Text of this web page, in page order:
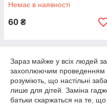
Немає в наявності
60 ₴
Зараз майже у всіх людей
захоплюючим проведенням
розуміють, що настільні
лише для дітей. Заміна
батьки скаржаться на те, що